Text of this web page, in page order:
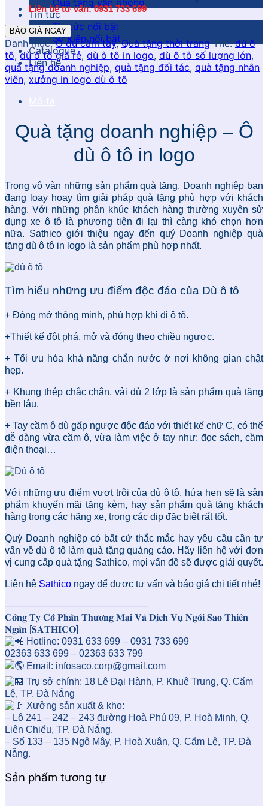
Quà tặng văn phòng
Tin tức
Tin tức nổi bật
Sự kiện nổi bật
Catalogue
Liên hệ
Liên hệ tư vấn: 0931 733 699
BÁO GIÁ NGAY
Danh mục:Ô dù cầm tay,Quà tặng thời trang Thẻ:dù ô
tô,dù ô tô giá rẻ, dù ô tô in logo, dù ô tô số lượng lớn,
quà tặng doanh nghiệp, quà tặng đối tác, quà tặng nhân
viên, xưởng in logo dù ô tô
Quà tặng doanh nghiệp – Ô
dù ô tô in logo
Trong vô vàn những sản phẩm quà tặng, Doanh nghiệp bạn
đang loay hoay tìm giải pháp quà tặng phù hợp với khách
hàng. Với những phân khúc khách hàng thường xuyên sử
dụng xe ô tô là phương tiện đi lại thì càng khó chọn hơn
nữa. Sathico giới thiệu ngay đến quý Doanh nghiệp quà
tặng dù ô tô in logo là sản phẩm phù hợp nhất.
Tìm hiểu những ưu điểm độc đáo của Dù ô tô
+ Đóng mở thông minh, phù hợp khi đi ô tô.
+Thiết kế đột phá, mở và đóng theo chiều ngược.
+ Tối ưu hóa khả năng chắn nước ở nơi không gian chật
hẹp.
+ Khung thép chắc chắn, vải dù 2 lớp là sản phẩm quà tặng
bền lâu.
+ Tay cầm ô dù gấp ngược độc đáo với thiết kế chữ C, có thể
dễ dàng vừa cầm ô, vừa làm việc ở tay như: đọc sách, cầm
điện thoại…
Với những ưu điểm vượt trội của dù ô tô, hứa hẹn sẽ là sản
phẩm khuyến mãi tặng kèm, hay sản phẩm quà tặng khách
hàng trong các hãng xe, trong các dịp đặc biệt rất tốt.
Quý Doanh nghiệp có bất cứ thắc mắc hay yêu cầu cần tư
vấn về dù ô tô làm quà tặng quảng cáo. Hãy liên hệ với đơn
vị cung cấp quà tặng Sathico, mọi vấn đề sẽ được giải quyết.
Liên hệ Sathico ngay để được tư vấn và báo giá chi tiết nhé!
———————————————
𝐂𝐨̂𝐧𝐠 𝐓𝐲 𝐂𝐨̂̉ 𝐏𝐡𝐚̂̀𝐧 𝐓𝐡𝐮̛𝐨̛𝐧𝐠 𝐌𝐚̣𝐢 𝐕𝐚̀ 𝐃𝐢̣𝐜𝐡 𝐕𝐮̣ 𝐍𝐠𝐨̂𝐢 𝐒𝐚𝐨 𝐓𝐡𝐢𝐞̂𝐧
𝐍𝐠𝐚̂𝐧 [𝐒𝐀𝐓𝐇𝐈𝐂𝐎]
Hotline: 0931 633 699 – 0931 733 699
02363 633 699 – 02363 633 799
Email: infosaco.corp@gmail.com
Trụ sở chính: 18 Lê Đại Hành, P. Khuê Trung, Q. Cẩm
Lệ, TP. Đà Nẵng
Xưởng sản xuất & kho:
– Lô 241 – 242 – 243 đường Hoà Phú 09, P. Hoà Minh, Q.
Liên Chiểu, TP. Đà Nẵng.
– Số 133 – 135 Ngô Mây, P. Hoà Xuân, Q. Cẩm Lệ, TP. Đà
Nẵng.
Sản phẩm tương tự